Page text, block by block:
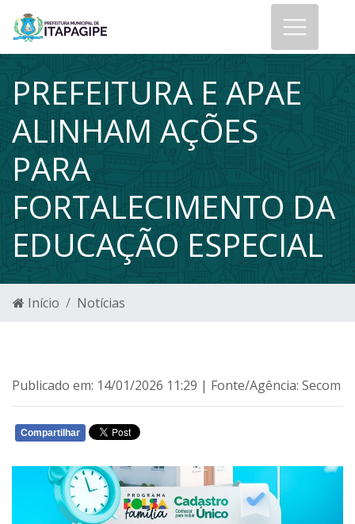
PREFEITURA E APAE
ALINHAM AÇÕES
PARA
FORTALECIMENTO DA
EDUCAÇÃO ESPECIAL
Início Notícias
Publicado em: 14/01/2026 11:29 | Fonte/Agência: Secom
Compartilhar